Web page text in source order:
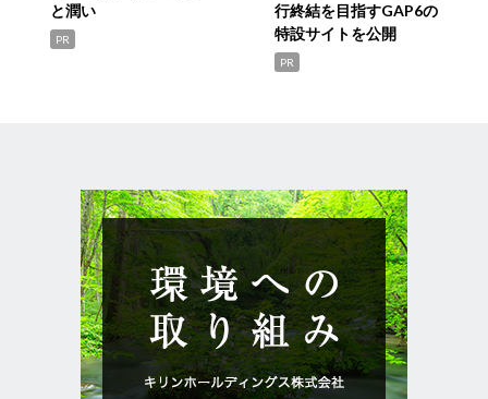
と潤い
PR
行終結を目指すGAP6の
特設サイトを公開
PR